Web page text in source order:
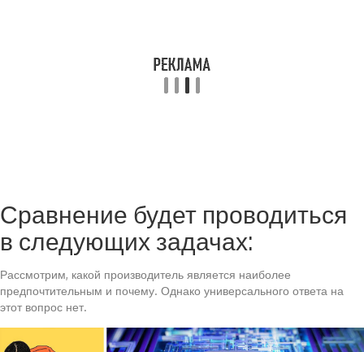
Сравнение будет проводиться
в следующих задачах:
Рассмотрим, какой производитель является наиболее
предпочтительным и почему. Однако универсального ответа на
этот вопрос нет.